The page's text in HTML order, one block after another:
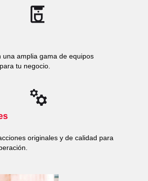
una amplia gama de equipos
tu negocio.
originales y de calidad para